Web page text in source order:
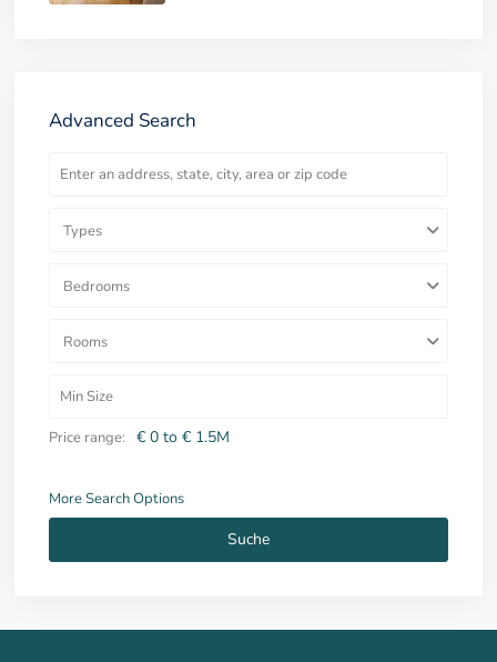
Advanced Search
Types
Bedrooms
Rooms
Price range: € 0 to € 1.5M
More Search Options
Suche